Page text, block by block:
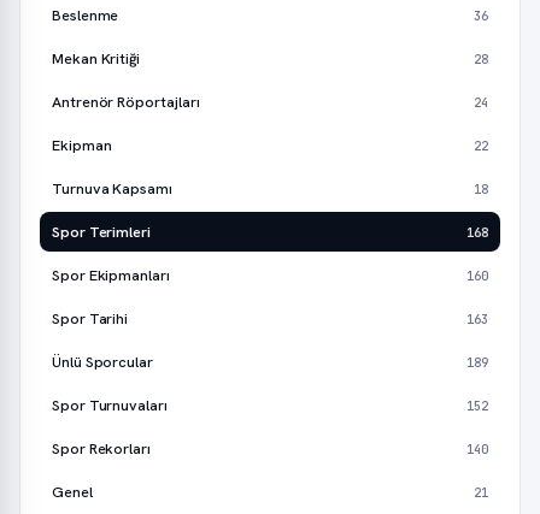
Beslenme 36
Mekan Kritiği 28
Antrenör Röportajları 24
Ekipman 22
Turnuva Kapsamı 18
Spor Terimleri 168
Spor Ekipmanları 160
Spor Tarihi 163
Ünlü Sporcular 189
Spor Turnuvaları 152
Spor Rekorları 140
Genel 21